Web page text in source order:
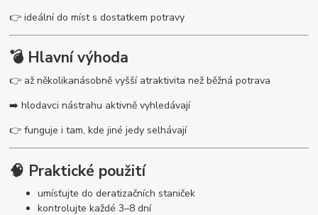
👉 ideální do míst s dostatkem potravy
💣 Hlavní výhoda
👉 až několikanásobně vyšší atraktivita než běžná potrava
➡️ hlodavci nástrahu aktivně vyhledávají
👉 funguje i tam, kde jiné jedy selhávají
🧠 Praktické použití
umísťujte do deratizačních staniček
kontrolujte každé 3–8 dní